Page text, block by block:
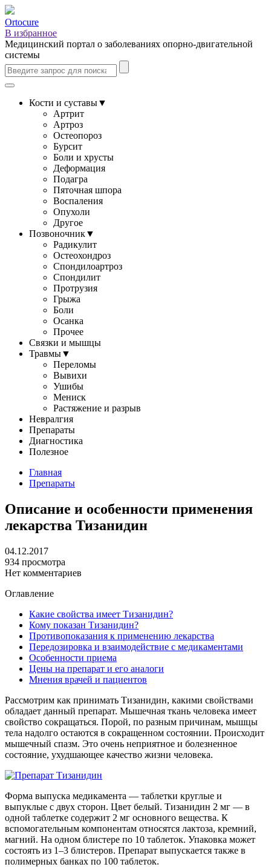
Ortocure
В избранное
Медицинский портал о заболеваниях опорно-двигательной
системы
Кости и суставы▼
Артрит
Артроз
Остеопороз
Бурсит
Боли и хрусты
Деформация
Подагра
Пяточная шпора
Воспаления
Опухоли
Другое
Позвоночник▼
Радикулит
Остеохондроз
Спондилоартроз
Спондилит
Протрузия
Грыжа
Боли
Осанка
Прочее
Связки и мышцы
Травмы▼
Переломы
Вывихи
Ушибы
Мениск
Растяжение и разрыв
Невралгия
Препараты
Диагностика
Полезное
Главная
Препараты
Описание и особенности применения
лекарства Тизанидин
04.12.2017
934 просмотра
Нет комментариев
Оглавление
Какие свойства имеет Тизанидин?
Кому показан Тизанидин?
Противопоказания к применению лекарства
Передозировка и взаимодействие с медикаментами
Особенности приема
Цены на препарат и его аналоги
Мнения врачей и пациентов
Рассмотрим как принимать Тизанидин, какими свойствами
обладает данный препарат. Мышечная ткань человека имеет
свойство сокращаться. Порой, по разным причинам, мышцы
тела надолго остаются в сокращенном состоянии. Происходит
мышечный спазм. Это очень неприятное и болезненное
состояние, ухудшающее качество жизни человека.
Форма выпуска медикамента — таблетки круглые и
выпуклые с двух сторон. Цвет белый. Тизанидин 2 мг — в
одной таблетке содержит 2 мг основного вещества. К
вспомогательным компонентам относятся лактоза, кремний,
магний. На одном блистере по 10 таблеток. Упаковка может
состоять из 1–3 блистеров. Препарат выпускается также в
полимерных банках по 100 таблеток.